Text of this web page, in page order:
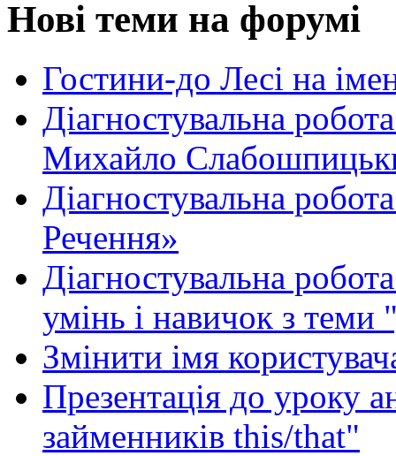
Нові теми на форумі
Гостини-до Лесі на
Діагностувальна
Михайло
Діагностувальна
Речення»
Діагностувальна
умінь і навичок з теми
Змінити імя
Презентація до уроку
займенників this/that"